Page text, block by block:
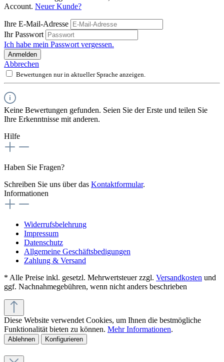
Account. Neuer Kunde?
Ihre E-Mail-Adresse
Ihr Passwort
Ich habe mein Passwort vergessen.
Anmelden
Abbrechen
Bewertungen nur in aktueller Sprache anzeigen.
Keine Bewertungen gefunden. Seien Sie der Erste und teilen Sie
Ihre Erkenntnisse mit anderen.
Hilfe
Haben Sie Fragen?
Schreiben Sie uns über das Kontaktformular.
Informationen
Widerrufsbelehrung
Impressum
Datenschutz
Allgemeine Geschäftsbedigungen
Zahlung & Versand
* Alle Preise inkl. gesetzl. Mehrwertsteuer zzgl. Versandkosten und
ggf. Nachnahmegebühren, wenn nicht anders beschrieben
Diese Website verwendet Cookies, um Ihnen die bestmögliche
Funktionalität bieten zu können. Mehr Informationen.
Ablehnen Konfigurieren